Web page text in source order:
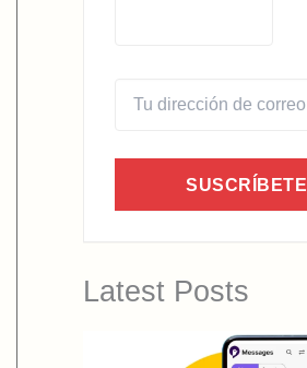
SUSCRÍBETE
Latest Posts